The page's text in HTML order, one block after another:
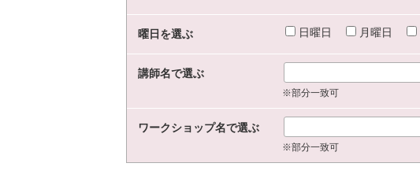
曜日を選ぶ 日曜日 月曜日
講師名で選ぶ
※部分一致可
ワークショップ名で選ぶ
※部分一致可